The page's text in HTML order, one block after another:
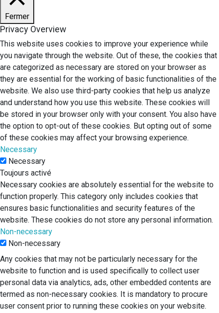
Fermer
Privacy Overview
This website uses cookies to improve your experience while
you navigate through the website. Out of these, the cookies that
are categorized as necessary are stored on your browser as
they are essential for the working of basic functionalities of the
website. We also use third-party cookies that help us analyze
and understand how you use this website. These cookies will
be stored in your browser only with your consent. You also have
the option to opt-out of these cookies. But opting out of some
of these cookies may affect your browsing experience.
Necessary
Necessary
Toujours activé
Necessary cookies are absolutely essential for the website to
function properly. This category only includes cookies that
ensures basic functionalities and security features of the
website. These cookies do not store any personal information.
Non-necessary
Non-necessary
Any cookies that may not be particularly necessary for the
website to function and is used specifically to collect user
personal data via analytics, ads, other embedded contents are
termed as non-necessary cookies. It is mandatory to procure
user consent prior to running these cookies on your website.